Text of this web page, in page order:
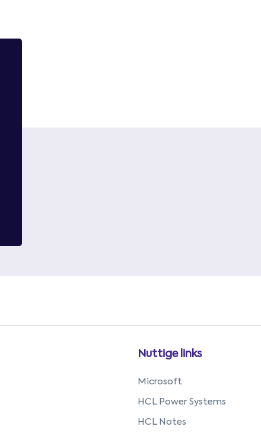
Nuttige links
Microsoft
HCL Power Systems
HCL Notes